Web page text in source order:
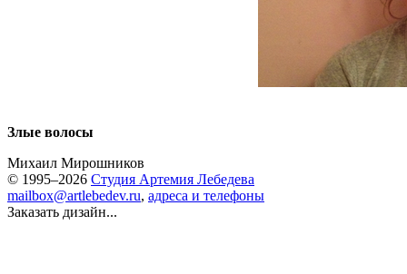
Злые волосы
Михаил Мирошников
© 1995–2026 Студия Артемия Лебедева
mailbox@artlebedev.ru, адреса и телефоны
Заказать дизайн...